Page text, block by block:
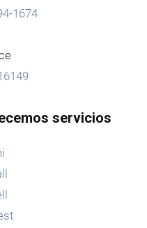
1674
servicios